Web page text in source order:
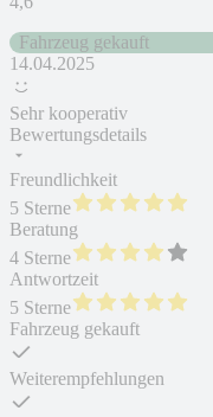
Fahrzeug gekauft
14.04.2025
Sehr kooperativ
Bewertungsdetails
Freundlichkeit
5 Sterne
Beratung
4 Sterne
Antwortzeit
5 Sterne
Fahrzeug gekauft
Weiterempfehlungen